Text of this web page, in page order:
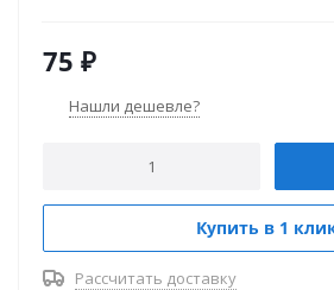
75 ₽
Нашли дешевле?
Купить в 1
Рассчитать доставку